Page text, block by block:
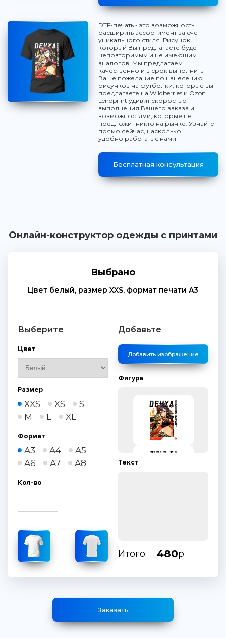
DTF-печать - это возможность
расширить ассортимент за счёт
уникального стиля. Рисунок,
который Вы предлагаете будет
неповторимым и не имеющим
аналогов. Мы предлагаем
качественно и в срок выполнить
Ваше пожелание по нанесению
рисунков на футболки, которые вы
предлагаете на Wildberries и Ozon.
Lenoprint удивит скоростью
выполнения Вашего заказа и
возможностями, которые не
предложит никто на рынке. Узнайте
прямо сейчас, насколько
удобно работать с нами
Бесплатная консультация
Онлайн-конструктор одежды с принтами
Выбрано
Цвет белый, размер XXS, формат печати A3
Выберите
Цвет
Размер
XXS XS
S
M
L XL
Формат
A3 A4
A5
A6
A7 A8
Кол-во
Добавьте
Добавить изображение
Фигура
Текст
Итого: 480р